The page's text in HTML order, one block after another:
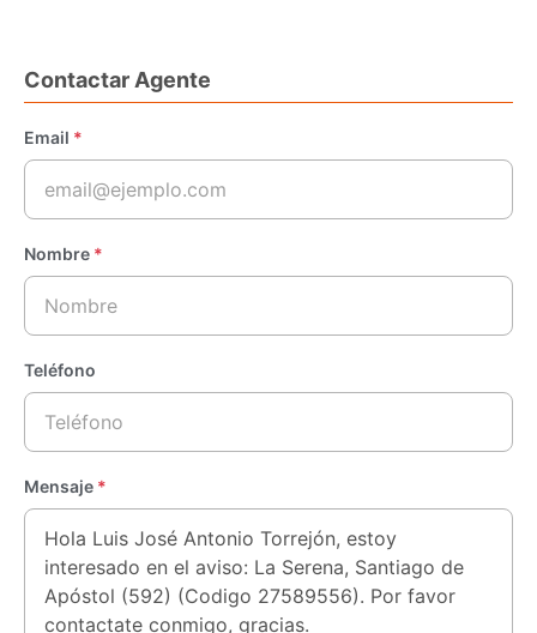
Contactar Agente
Email *
Nombre *
Teléfono
Mensaje *